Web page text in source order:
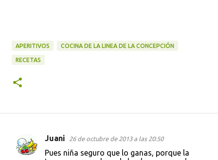
APERITIVOS COCINA DE LA LINEA DE LA CONCEPCIÓN
RECETAS
C
Juani 26 de octubre de 2013 a las 20:50
Pues niña seguro que lo ganas, porque la